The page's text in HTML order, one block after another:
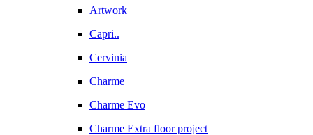
Artwork
Capri..
Cervinia
Charme
Charme Evo
Charme Extra floor project